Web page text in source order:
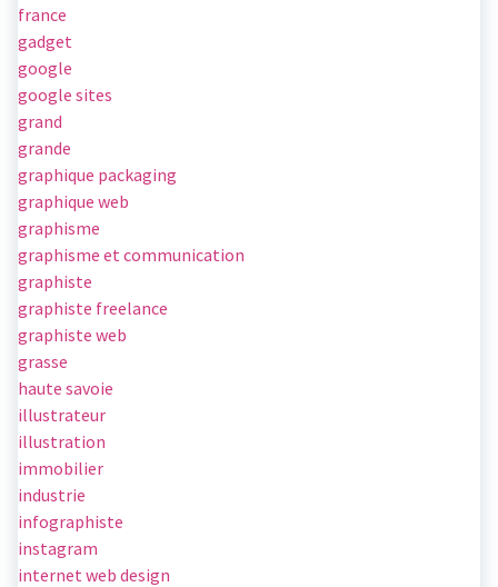
france
gadget
google
google sites
grand
grande
graphique packaging
graphique web
graphisme
graphisme et communication
graphiste
graphiste freelance
graphiste web
grasse
haute savoie
illustrateur
illustration
immobilier
industrie
infographiste
instagram
internet web design